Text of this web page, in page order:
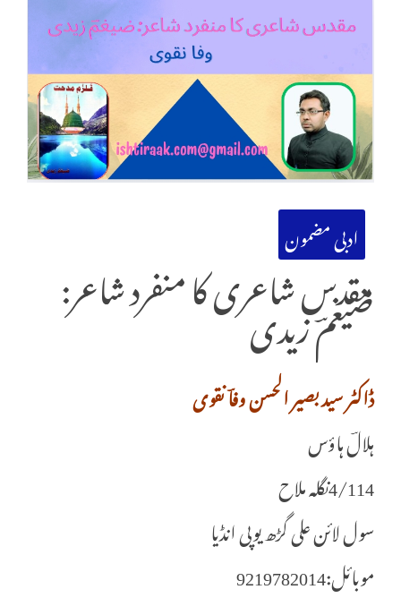
ادبی مضمون
مقدس شاعری کا منفرد شاعر:
ضیغمؔ زیدی
ڈاکٹر سید بصیر الحسن وفاؔ نقوی
ہلالؔ ہاؤس
4/114نگلہ ملاح
سول لائن علی گڑھ یوپی انڈیا
موبائل:9219782014